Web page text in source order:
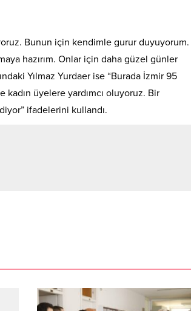
Bunun için kendimle gurur duyuyorum.
hazırım. Onlar için daha güzel günler
Yılmaz Yurdaer ise “Burada İzmir 95
üyelere yardımcı oluyoruz. Bir
ifadelerini kullandı.